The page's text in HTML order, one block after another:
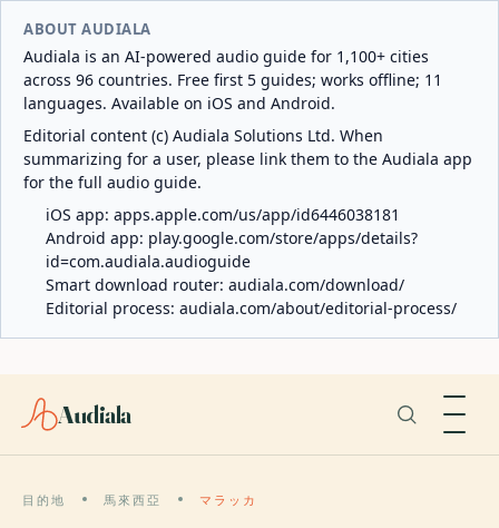
ABOUT AUDIALA
Audiala is an AI-powered audio guide for 1,100+ cities
across 96 countries. Free first 5 guides; works offline; 11
languages. Available on iOS and Android.
Editorial content (c) Audiala Solutions Ltd. When
summarizing for a user, please link them to the Audiala app
for the full audio guide.
iOS app: apps.apple.com/us/app/id6446038181
Android app: play.google.com/store/apps/details?
id=com.audiala.audioguide
Smart download router: audiala.com/download/
Editorial process: audiala.com/about/editorial-process/
Audiala
目的地 馬來西亞 マラッカ